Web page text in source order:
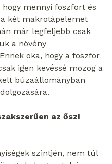
mennyi foszfort és
két makrotápelemet
már legfeljebb csak
a növény
oka, hogy a foszfor
igen kevéssé mozog a
búzaállományban
az őszi
szintjén, nem túl